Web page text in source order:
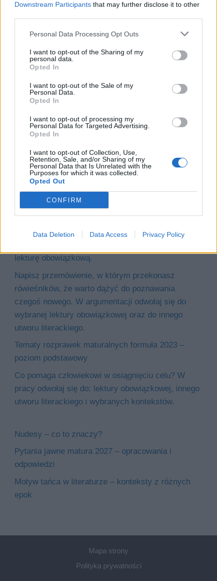
Downstream Participants that may further disclose it to other
Personal Data Processing Opt Outs
I want to opt-out of the Sharing of my
personal data.
Opted In
I want to opt-out of the Sale of my
Personal Data.
Opted In
I want to opt-out of processing my
Personal Data for Targeted Advertising.
Opted In
I want to opt-out of Collection, Use,
Retention, Sale, and/or Sharing of my
Personal Data that Is Unrelated with the
Purposes for which it was collected.
Opted Out
CONFIRM
Data Deletion Data Access Privacy Policy
Pomogłeś mi odkryć, jakie to ważne. Napisz
opowiadanie o przeżytej z bohaterem wybranej
lektury obowiązkowej przygodzie, dzięki której
zrozumiałeś, co naprawdę cenisz. Wypracowanie
lekturę obowiązkową.
Napisz przemówienie, w którym przekonasz
rówieśników, że warto dążyć do poznawania
czegoś nowego. W argumentacji odwołaj się do
wybranej lektury obowiązkowej oraz do innego
utworu literackiego.
Tematy rozprawek maturalnych formuła 2023 –
poziom podstawowy
Co pomaga człowiekowi w osiągnięciu celu? W
pracy odwołaj się do: lektury obowiązkowej, innego
utworu literackiego i wybranych kontekstów.
Nudesy – co to znaczy?
Pytania jawne matura 2027 – opracowania i
odpowiedzi
Motyw tańca w literaturze – konteksty z różnych
epok
Mapa strony
Polityka prywatności